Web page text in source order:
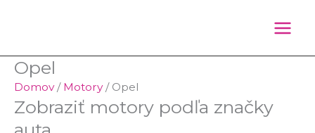
Opel
Domov/ Motory/ Opel
Zobraziť motory podľa značky